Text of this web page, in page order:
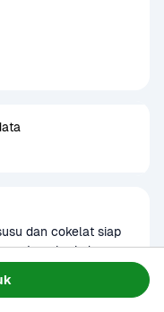
dan cokelat siap
hari, dengan
diperoleh dari fosfor.